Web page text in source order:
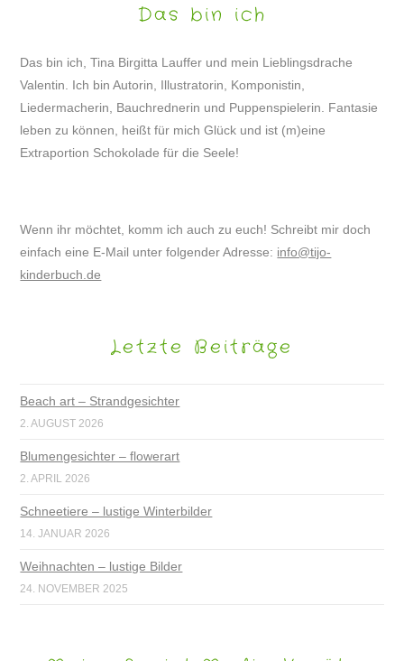
Das bin ich
Das bin ich, Tina Birgitta Lauffer und mein Lieblingsdrache
Valentin. Ich bin Autorin, Illustratorin, Komponistin,
Liedermacherin, Bauchrednerin und Puppenspielerin. Fantasie
leben zu können, heißt für mich Glück und ist (m)eine
Extraportion Schokolade für die Seele!
Wenn ihr möchtet, komm ich auch zu euch! Schreibt mir doch
einfach eine E-Mail unter folgender Adresse: info@tijo-
kinderbuch.de
Letzte Beiträge
Beach art – Strandgesichter
2. AUGUST 2026
Blumengesichter – flowerart
2. APRIL 2026
Schneetiere – lustige Winterbilder
14. JANUAR 2026
Weihnachten – lustige Bilder
24. NOVEMBER 2025